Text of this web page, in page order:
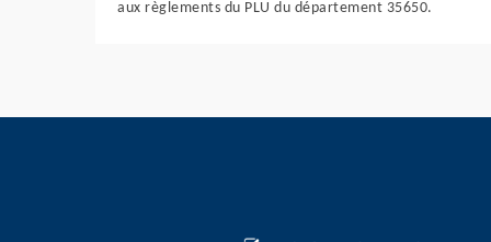
aux règlements du PLU du département 35650.